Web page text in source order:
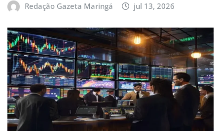
Redação Gazeta Maringá jul 13, 2026